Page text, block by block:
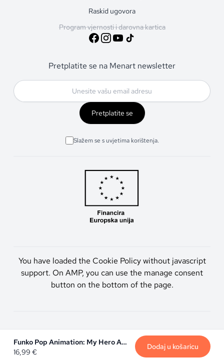
Funko Pop Animation: My Hero Academia - Spinner (Limited)
16,99€
Dodaj u košaricu
Raskid ugovora
Program vjernosti i darovna kartica
Pretplatite se na Menart newsletter
Pretplatite se
Slažem se s uvjetima korištenja.
You have loaded the Cookie Policy without javascript
support. On AMP, you can use the manage consent
button on the bottom of the page.
Artmen d.o.o. © 2026. Sva prava pridržana.